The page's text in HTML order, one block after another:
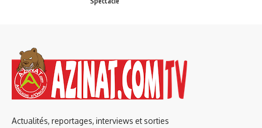
Actualités, reportages, interviews et sorties